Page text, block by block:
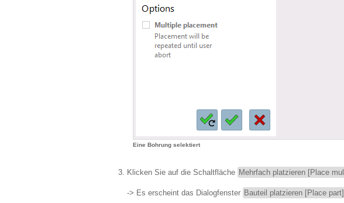
Eine Bohrung selektiert
Klicken Sie auf die Schaltfläche Mehrfach platzieren [Place
-> Es erscheint das Dialogfenster Bauteil platzieren [Place part]